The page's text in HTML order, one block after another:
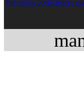
Previsión coeficientes